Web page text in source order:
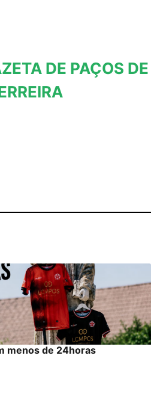
DE PAÇOS DE
menos de 24horas